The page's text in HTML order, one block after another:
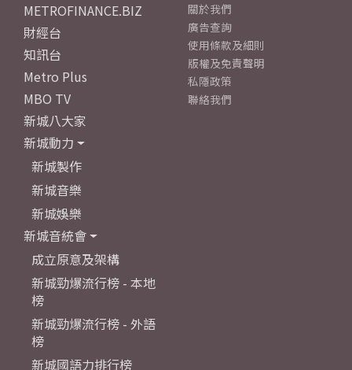
METROFINANCE.BIZ
財經台
知訊台
Metro Plus
MBO TV
新城八大家
新城動力
新城製作
新城音樂
新城娛樂
新城音統會
成立原意及架構
新城勁爆流行榜 - 本地
榜
新城勁爆流行榜 - 外語
榜
新城國語力排行榜
關於我們
廣告查詢
使用條款及細則
版權及免責聲明
私隱政策
聯絡我們